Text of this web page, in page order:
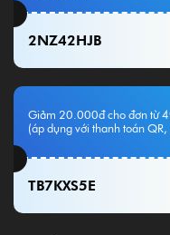
2NZ42HJB
Giảm 20.000đ cho đơn từ
(áp dụng với thanh toán
TB7KXS5E